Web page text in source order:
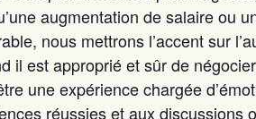
augmentation de salaire ou
nous mettrons l’accent sur
il est approprié et sûr de
une expérience chargée
réussies et aux discussions